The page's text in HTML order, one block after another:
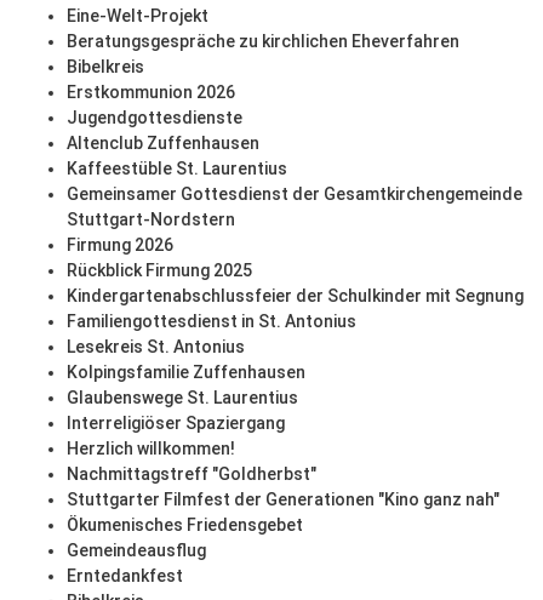
Eine-Welt-Projekt
Beratungsgespräche zu kirchlichen Eheverfahren
Bibelkreis
Erstkommunion 2026
Jugendgottesdienste
Altenclub Zuffenhausen
Kaffeestüble St. Laurentius
Gemeinsamer Gottesdienst der Gesamtkirchengemeinde
Stuttgart-Nordstern
Firmung 2026
Rückblick Firmung 2025
Kindergartenabschlussfeier der Schulkinder mit Segnung
Familiengottesdienst in St. Antonius
Lesekreis St. Antonius
Kolpingsfamilie Zuffenhausen
Glaubenswege St. Laurentius
Interreligiöser Spaziergang
Herzlich willkommen!
Nachmittagstreff "Goldherbst"
Stuttgarter Filmfest der Generationen "Kino ganz nah"
Ökumenisches Friedensgebet
Gemeindeausflug
Erntedankfest